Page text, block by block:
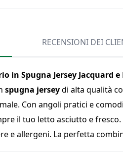
RECENSIONI DEI
in Spugna Jersey Jacquard
spugna jerseydi alta qualità
Con angoli pratici e
il tuo letto asciutto e
e allergeni. La perfetta